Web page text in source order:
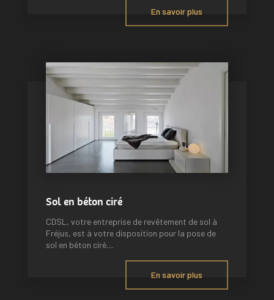
En savoir plus
Sol en béton ciré
CDSL, votre entreprise de revêtement de sol à
Fréjus, est à votre disposition pour la pose de
sol en béton ciré....
En savoir plus